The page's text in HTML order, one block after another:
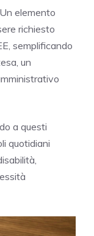
elemento
richiesto
semplificando
un
a questi
quotidiani